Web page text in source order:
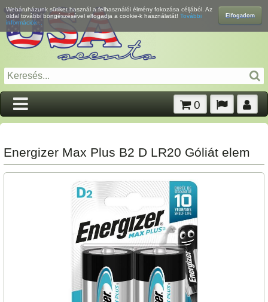
Elfogadom
Webáruházunk sütiket használ a felhasználói élmény fokozása céljából. Az
oldal további böngészésével elfogadja a cookie-k használatát! További
információk...
0
Energizer Max Plus B2 D LR20 Góliát elem